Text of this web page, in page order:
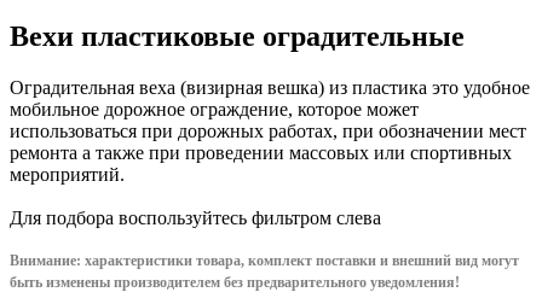
Вехи пластиковые оградительные
Оградительная веха (визирная вешка) из пластика это удобное
мобильное дорожное ограждение, которое может
использоваться при дорожных работах, при обозначении мест
ремонта а также при проведении массовых или спортивных
мероприятий.
Для подбора воспользуйтесь фильтром слева
Внимание: характеристики товара, комплект поставки и внешний вид могут
быть изменены производителем без предварительного уведомления!